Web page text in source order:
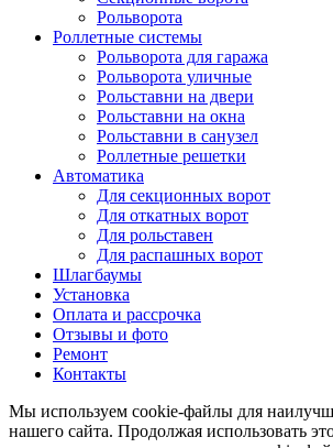
Рольворота
Роллетные системы
Рольворота для гаража
Рольворота уличные
Рольставни на двери
Рольставни на окна
Рольставни в санузел
Роллетные решетки
Автоматика
Для секционных ворот
Для откатных ворот
Для рольставен
Для распашных ворот
Шлагбаумы
Установка
Оплата и рассрочка
Отзывы и фото
Ремонт
Контакты
Мы используем cookie-файлы для
нашего сайта. Продолжая использовать